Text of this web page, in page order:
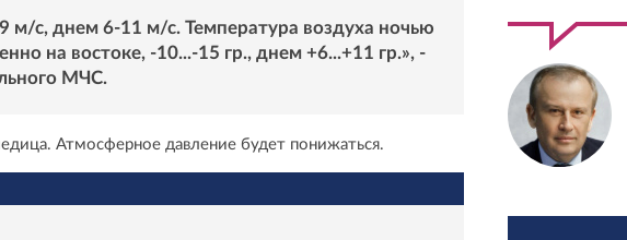
м/с, днем 6-11 м/с. Температура воздуха ночью
на востоке, -10...-15 гр., днем +6...+11 гр.», -
МЧС.
Атмосферное давление будет понижаться.